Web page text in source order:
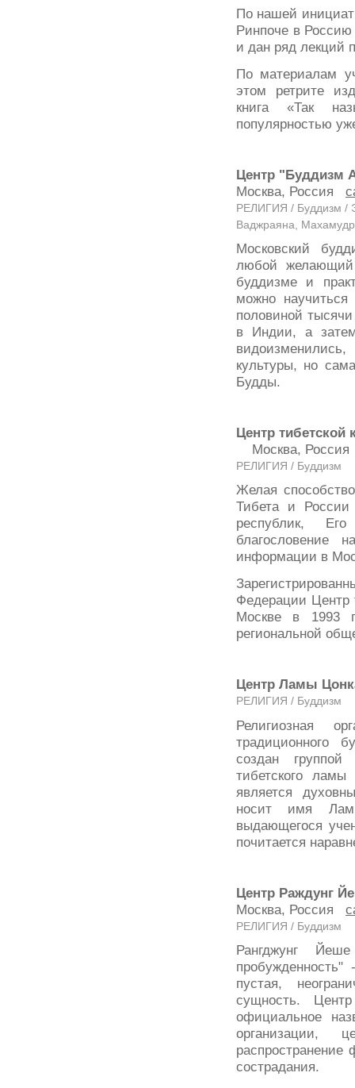
По нашей
Ринпоче в Россию
и дан ряд лекций
По материалам
этом ретрите
книга «Так
популярностью
Центр "Буддизм
Москва, Россия
РЕЛИГИЯ / Буддизм /
Ваджраяна,
Московский
любой
буддизме и
можно
половиной
в Индии, а
культуры, но
Будды.
Центр
Москва,
РЕЛИГИЯ / Буддизм
Желая
Тибета и России
республик,
благословение
информации в
Федерации Центр
Москве в 1993
региональной
Центр Ламы
РЕЛИГИЯ / Буддизм
Религиозная
традиционного
создан
тибетского
является
носит имя
выдающегося
почитается
Центр Раждунг
Москва, Россия
РЕЛИГИЯ / Буддизм
Рангджунг
пустая,
сущность.
официальное
организации,
сострадания.